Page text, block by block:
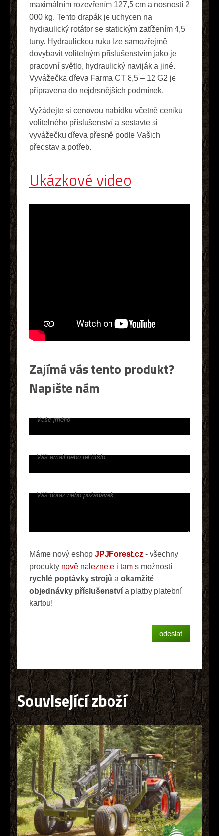
maximálním rozevřením 127,5 cm a nosností 2
000 kg. Tento drapák je uchycen na
hydraulický rotátor se statickým zatížením 4,5
tuny. Hydraulickou ruku lze samozřejmě
dovybavit volitelným příslušenstvím jako je
pracovní světlo, hydraulický naviják a jiné.
Vyvážečka dřeva Farma CT 8,5 – 12 G2 je
připravena do nejdrsnějších podmínek.
Vyžádejte si cenovou nabídku včetně ceníku
volitelného příslušenství a sestavte si
vyvážečku dřeva přesně podle Vašich
představ a potřeb.
Ukázkové video
Zajímá vás tento produkt?
Napište nám
Vaše jméno
Váš email nebo tel.číslo
Váš dotaz nebo požadavek
Máme nový eshop JPJForest.cz - všechny
produkty nově naleznete i tam s možností
rychlé poptávky strojů a okamžité
objednávky příslušenství a platby platební
kartou!
Související zboží